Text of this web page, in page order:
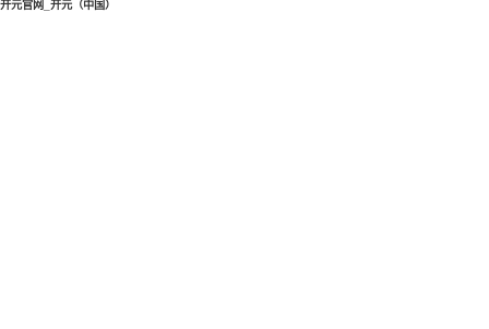
开元官网_开元（中国）